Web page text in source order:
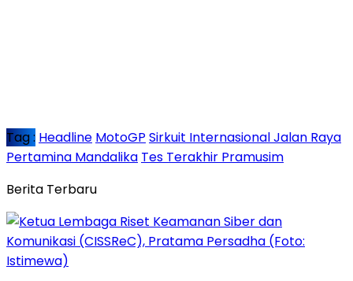
Tag : Headline MotoGP Sirkuit Internasional Jalan Raya
Pertamina Mandalika Tes Terakhir Pramusim
Berita Terbaru